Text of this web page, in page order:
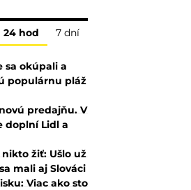
24 hod 7 dní
sa okúpali a
populárnu pláž
predajňu. V
doplní Lidl a
žiť: Ušlo už
mali aj Slováci
Viac ako sto